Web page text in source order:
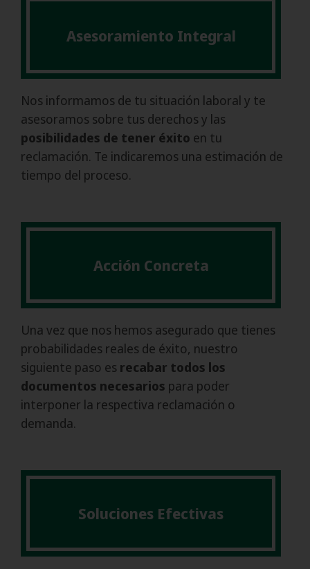
Asesoramiento Integral
Nos informamos de tu situación laboral y te
asesoramos sobre tus derechos y las
posibilidades de tener éxito en tu
reclamación. Te indicaremos una estimación de
tiempo del proceso.
Acción Concreta
Una vez que nos hemos asegurado que tienes
probabilidades reales de éxito, nuestro
siguiente paso es recabar todos los
documentos necesarios para poder
interponer la respectiva reclamación o
demanda.
Soluciones Efectivas